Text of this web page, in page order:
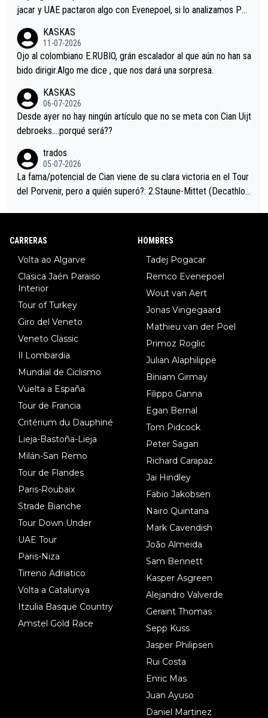
jacar y UAE pactaron algo con Evenepoel, si lo analizamos Poj
i sin pedalear, luego está el saludo con Evenepoel dándose la
mano de una manera muy fraternal, más allá de los típicos toqu
es en el hombro con que saludaba a Vingegard. Ahí hubo una in
eta, a ver si por querer poner a Del Toro con calzador en posi
ción de podio UAE y Pojacar se van complicar el tour.
KASKAS
11-07-2026
Ojo al colombiano E.RUBIO, grán escalador al que aún no han sa
bido dirigir.Algo me dice , que nos dará una sorpresa.
KASKAS
06-07-2026
Desde ayer no hay ningún artículo que no se meta con Cian Uijt
debroeks….porqué será??
trados
05-07-2026
La fama/potencial de Cian viene de su clara victoria en el Tour
del Porvenir, pero a quién superó?: 2.Staune-Mittet (Decathlon,
CARRERAS
Volta ao Algarve
Clasica Jaén Paraiso
Interior
Tour of Turkey
Giro del Veneto
Veneto Classic
Il Lombardia
Mundial de Ciclismo
Vuelta a España
Tour de Francia
Critérium du Dauphiné
Lieja-Bastoña-Lieja
Milán-San Remo
Tour de Flandes
Paris-Roubaix
Strade Bianche
Tour Down Under
UAE Tour
Paris-Niza
Tirreno Adriatico
Volta a Catalunya
Itzulia Basque Country
Amstel Gold Race
HOMBRES
Tadej Pogacar
Remco Evenepoel
Wout van Aert
Jonas Vingegaard
Mathieu van der Poel
Primoz Roglic
Julian Alaphilippe
Biniam Girmay
Filippo Ganna
Egan Bernal
Tom Pidcock
Peter Sagan
Richard Carapaz
Jai Hindley
Fabio Jakobsen
Nairo Quintana
Mark Cavendish
João Almeida
Sam Bennett
Kasper Asgreen
Alejandro Valverde
Geraint Thomas
Sepp Kuss
Jasper Philipsen
Rui Costa
Enric Mas
Juan Ayuso
Daniel Martinez